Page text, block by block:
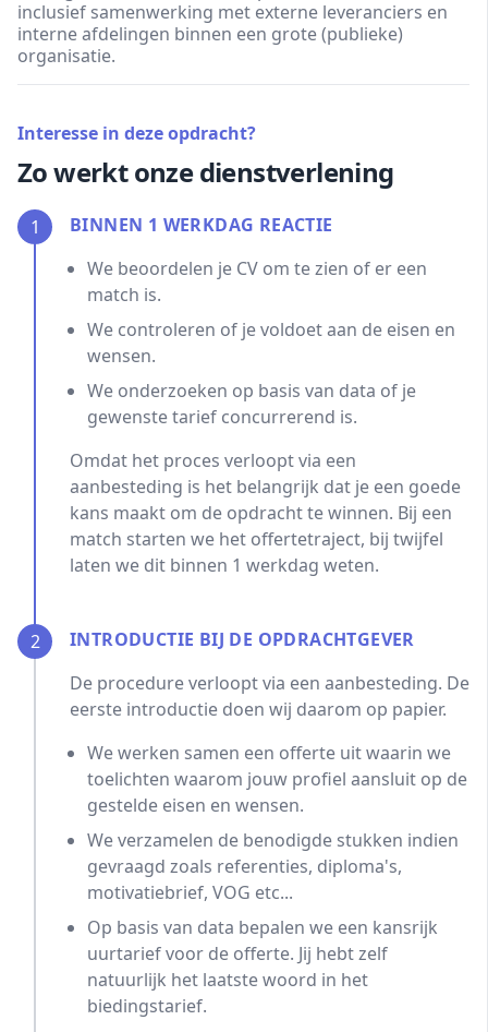
inclusief samenwerking met externe leveranciers en
interne afdelingen binnen een grote (publieke)
organisatie.
Interesse in deze opdracht?
Zo werkt onze dienstverlening
1
BINNEN 1 WERKDAG REACTIE
We beoordelen je CV om te zien of er een
match is.
We controleren of je voldoet aan de eisen en
wensen.
We onderzoeken op basis van data of je
gewenste tarief concurrerend is.
Omdat het proces verloopt via een
aanbesteding is het belangrijk dat je een goede
kans maakt om de opdracht te winnen. Bij een
match starten we het offertetraject, bij twijfel
laten we dit binnen 1 werkdag weten.
2
INTRODUCTIE BIJ DE OPDRACHTGEVER
De procedure verloopt via een aanbesteding. De
eerste introductie doen wij daarom op papier.
We werken samen een offerte uit waarin we
toelichten waarom jouw profiel aansluit op de
gestelde eisen en wensen.
We verzamelen de benodigde stukken indien
gevraagd zoals referenties, diploma's,
motivatiebrief, VOG etc...
Op basis van data bepalen we een kansrijk
uurtarief voor de offerte. Jij hebt zelf
natuurlijk het laatste woord in het
biedingstarief.